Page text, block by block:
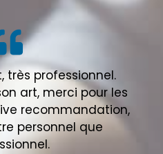
très professionnel.
art, merci pour les
recommandation,
personnel que